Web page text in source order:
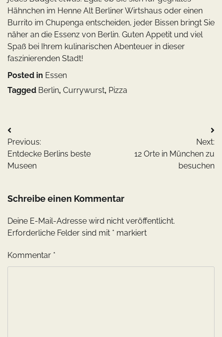
Hähnchen im Henne Alt Berliner Wirtshaus oder einen
Burrito im Chupenga entscheiden, jeder Bissen bringt Sie
näher an die Essenz von Berlin. Guten Appetit und viel
Spaß bei Ihrem kulinarischen Abenteuer in dieser
faszinierenden Stadt!
Posted in Essen
Tagged Berlin, Currywurst, Pizza
Beitragsnavigation
Previous:
Entdecke Berlins beste
Museen
Next:
12 Orte in München zu
besuchen
Schreibe einen Kommentar
Deine E-Mail-Adresse wird nicht veröffentlicht.
Erforderliche Felder sind mit * markiert
Kommentar *